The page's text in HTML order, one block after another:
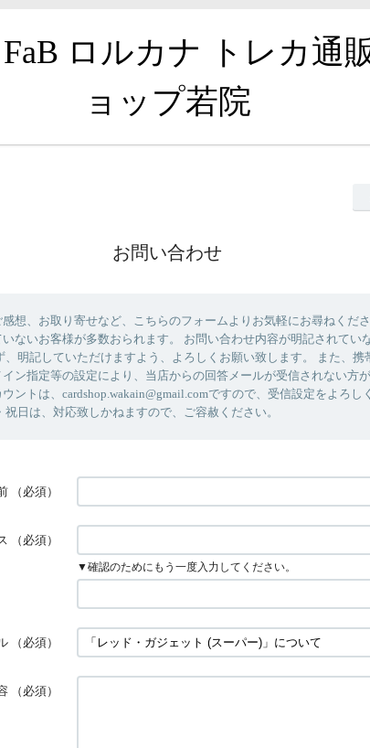
ロルカナ トレカ通
ョップ若院
お問い合わせ
想、お取り寄せなど、こちらのフォームよりお気軽にお尋ねくだ
ないお客様が多数おられます。 お問い合わせ内容が明記されてい
、明記していただけますよう、よろしくお願い致します。 また、携
ン指定等の設定により、当店からの回答メールが受信されない方が
ントは、cardshop.wakain@gmail.comですので、受信設定をよろし
日は、対応致しかねますので、ご容赦ください。
（必須）
（必須）
▼確認のためにもう一度入力してください。
（必須）
（必須）